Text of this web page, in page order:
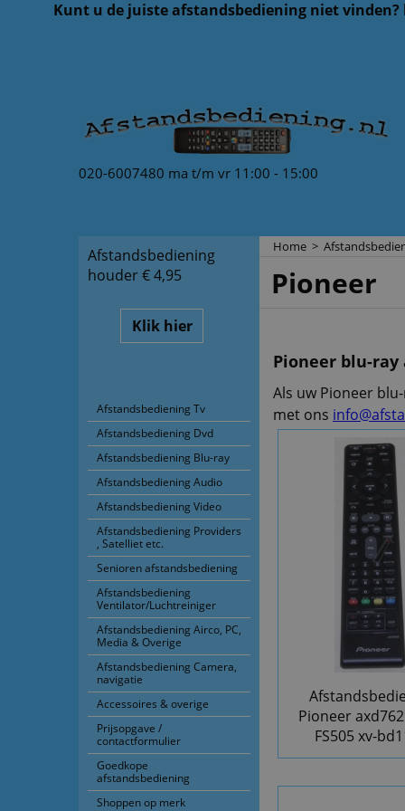
Kunt u de juiste afstandsbediening niet
020-6007480 ma t/m vr 11:00 - 15:00
Afstandsbediening
houder € 4,95
Klik hier
Afstandsbediening Tv
Afstandsbediening Dvd
Afstandsbediening Blu-ray
Afstandsbediening Audio
Afstandsbediening Video
Afstandsbediening Providers
, Satelliet etc.
Senioren afstandsbediening
Afstandsbediening
Ventilator/Luchtreiniger
Afstandsbediening Airco, PC,
Media & Overige
Afstandsbediening Camera,
navigatie
Accessoires & overige
Prijsopgave /
contactformulier
Goedkope
afstandsbediening
Shoppen op merk
Home >
Pioneer
Pioneer blu-
Als uw Pioneer
met ons
Pioneer
FS505 xv-